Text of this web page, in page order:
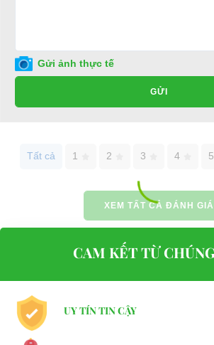
E-mail:phuhuynhkd@gmail.com
Gửi ảnh thực tế
GỬI
Tất cả 1 2 3 4 5
XEM TẤT CẢ ĐÁNH GIÁ
CAM KẾT TỪ
UY TÍN TIN CẬY